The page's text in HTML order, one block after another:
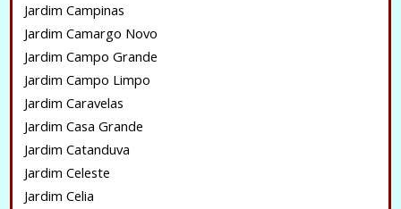
Jardim Campinas
Jardim Camargo Novo
Jardim Campo Grande
Jardim Campo Limpo
Jardim Caravelas
Jardim Casa Grande
Jardim Catanduva
Jardim Celeste
Jardim Celia